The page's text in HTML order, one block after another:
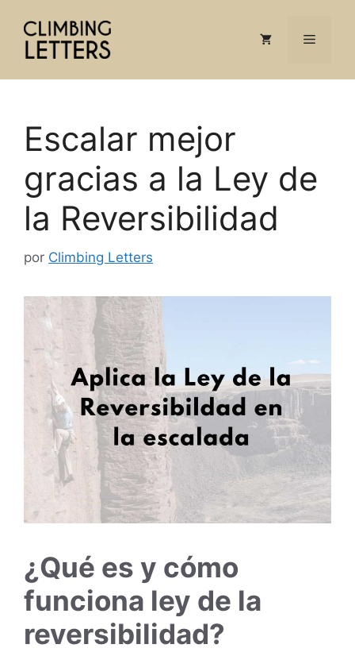
contenido
Menú
Escalar mejor
gracias a la Ley de
la Reversibilidad
por Climbing Letters
¿Qué es y cómo
funciona ley de la
reversibilidad?